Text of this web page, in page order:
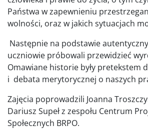
Państwa w zapewnieniu
wolności, oraz w jakich sytuacjach
Następnie na podstawie
uczniowie próbowali przewidzieć
Omawiane historie były pretekstem
i debata merytorycznej o naszych
Zajęcia poprowadzili Joanna
Dariusz Supeł z zespołu Centrum
Społecznych BRPO.